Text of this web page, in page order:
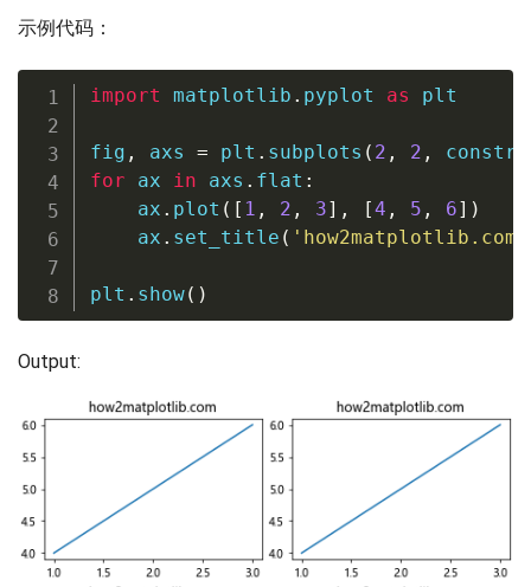
示例代码：
import matplotlib . pyplot as plt
fig , axs = plt . subplots ( 2 , 2 ,
for ax in axs . flat :
    ax
. plot ( [ 1 , 2 , 3] , [4 , 5 , 6] )
    ax
. set_title ( 'how2matplotlib.com'
plt . show( )
Output: